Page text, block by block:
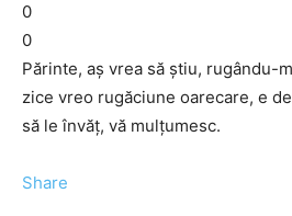
0
0
Părinte, aş vrea să ştiu, rugându-
zice vreo rugăciune oarecare, e
să le învăţ, vă mulţumesc.
Share